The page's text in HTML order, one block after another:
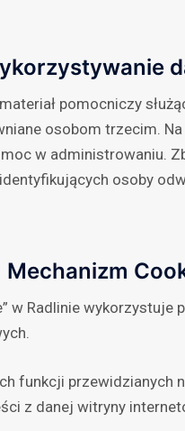
pomocniczy
osobom trzecim.
w administrowaniu.
osoby
Mechanizm
w Radlinie
funkcji
z danej witryny